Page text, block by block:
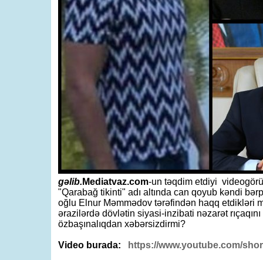
gəlib. Mediatvaz.com-un təqdim etdiyi
"Qarabağ tikinti" adı altında can qoyub kəndi
oğlu Elnur Məmmədov tərəfindən haqq etdikləri
ərazilərdə dövlətin siyasi-inzibati nəzarət
özbaşınalıqdan xəbərsizdirmi?
Video burada: https://www.youtube.com/